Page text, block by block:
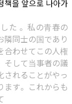
책을 앞으로 나아가
た 。私の青春の
隣同士の国であり
合わせてこの人権
そして当事者の議
されることがやっ
ます。これからも